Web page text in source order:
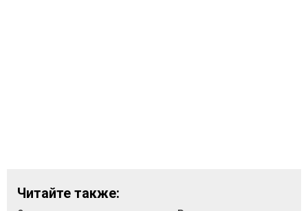
Читайте также: